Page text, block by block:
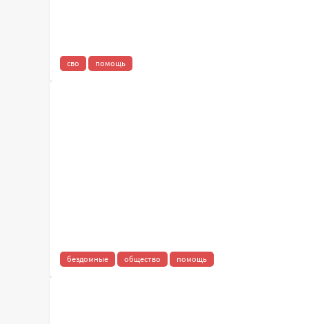
сво помощь
бездомные общество помощь